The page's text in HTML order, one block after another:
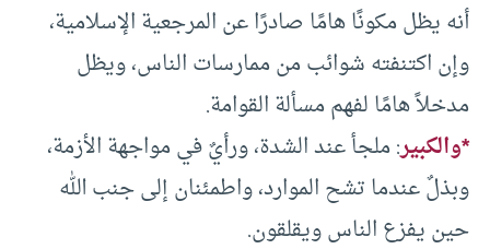
أنه يظل مكونًا هامًا صادرًا عن المرجعية الإسلامية،
وإن اكتنفته شوائب من ممارسات الناس، ويظل
مدخلاً هامًا لفهم مسألة القوامة.
*والكبير: ملجأ عند الشدة، ورأيٌ في مواجهة الأزمة،
وبذلٌ عندما تشح الموارد، واطمئنان إلى جنب الله
حين يفزع الناس ويقلقون.